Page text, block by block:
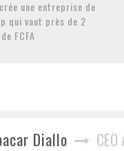
une entreprise de
qui vaut près de 2
FCFA
Diallo